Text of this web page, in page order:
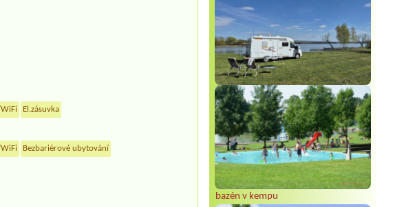
bazén v kempu
El.zásuvka
Bezbariérové ubytování